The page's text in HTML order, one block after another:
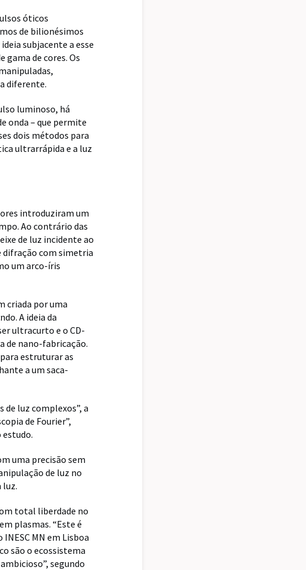
óticos
de bilionésimos
subjacente a esse
de cores. Os
diferente.
luminoso, há
onda – que permite
dois métodos para
ultrarrápida e a luz
introduziram um
Ao contrário das
de luz incidente ao
difração com simetria
um arco-íris
criada por uma
A ideia da
ultracurto e o CD-
de nano-fabricação.
estruturar as
a um saca-
luz complexos”, a
de Fourier”,
uma precisão sem
de luz no
luz.
total liberdade no
plasmas. “Este é
MN em Lisboa
são o ecossistema
segundo